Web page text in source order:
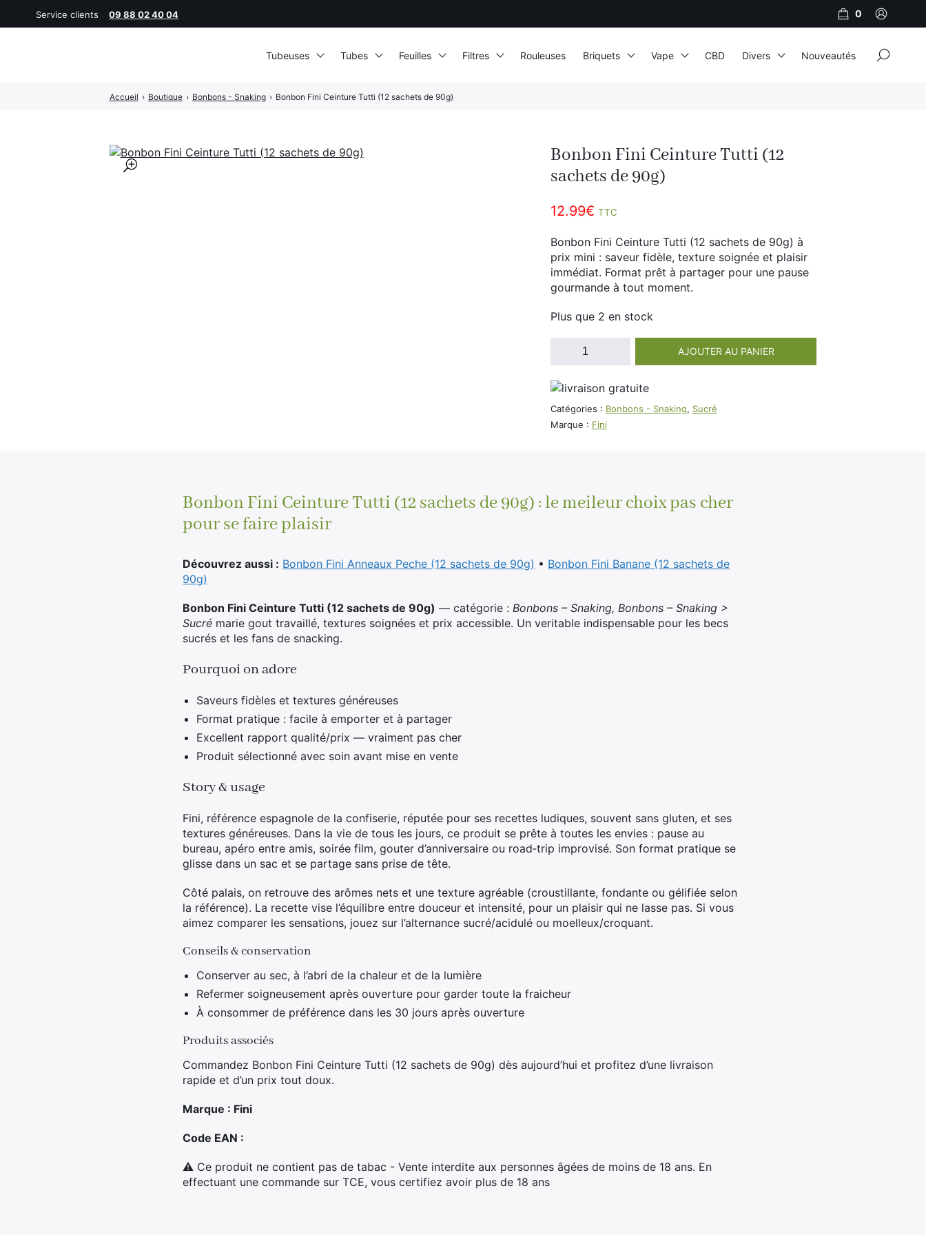
🔍
Bonbon Fini Ceinture Tutti (12
sachets de 90g)
12.99€ TTC
Bonbon Fini Ceinture Tutti (12 sachets de 90g) à
prix mini : saveur fidèle, texture soignée et plaisir
immédiat. Format prêt à partager pour une pause
gourmande à tout moment.
Plus que 2 en stock
quantité
Fini
Ceinture
Tutti
AJOUTER AU PANIER
Catégories : Bonbons - Snaking, Sucré
Marque : Fini
Accueil › Boutique › Bonbons - Snaking › Bonbon Fini Ceinture Tutti (12 sachets de 90g)
Bonbon Fini Ceinture Tutti (12 sachets de 90g) : le meileur choix pas cher
pour se faire plaisir
Découvrez aussi : Bonbon Fini Anneaux Peche (12 sachets de 90g) • Bonbon Fini Banane (12 sachets de
90g)
Bonbon Fini Ceinture Tutti (12 sachets de 90g) — catégorie :Bonbons – Snaking, Bonbons – Snaking >
Sucré marie gout travaillé, textures soignées et prix accessible. Un veritable indispensable pour les becs
sucrés et les fans de snacking.
Pourquoi on adore
Saveurs fidèles et textures généreuses
Format pratique : facile à emporter et à partager
Excellent rapport qualité/prix — vraiment pas cher
Produit sélectionné avec soin avant mise en vente
Story & usage
Fini, référence espagnole de la confiserie, réputée pour ses recettes ludiques, souvent sans gluten, et ses
textures généreuses. Dans la vie de tous les jours, ce produit se prête à toutes les envies : pause au
bureau, apéro entre amis, soirée film, gouter d’anniversaire ou road‑trip improvisé. Son format pratique se
glisse dans un sac et se partage sans prise de tête.
Côté palais, on retrouve des arômes nets et une texture agréable (croustillante, fondante ou gélifiée selon
la référence). La recette vise l’équilibre entre douceur et intensité, pour un plaisir qui ne lasse pas. Si vous
aimez comparer les sensations, jouez sur l’alternance sucré/acidulé ou moelleux/croquant.
Conseils & conservation
Conserver au sec, à l’abri de la chaleur et de la lumière
Refermer soigneusement après ouverture pour garder toute la fraicheur
À consommer de préférence dans les 30 jours après ouverture
Produits associés
Commandez Bonbon Fini Ceinture Tutti (12 sachets de 90g) dès aujourd’hui et profitez d’une livraison
rapide et d’un prix tout doux.
Marque : Fini
Code EAN :
⚠ Ce produit ne contient pas de tabac - Vente interdite aux personnes âgées de moins de 18 ans. En
effectuant une commande sur TCE, vous certifiez avoir plus de 18 ans
Service clients 09 88 02 40 04 0
Tubeuses Tubes Feuilles Filtres Rouleuses Briquets Vape
Al Fakher
10ml
50ml
CBD Divers
Salé
Nouveautés
: